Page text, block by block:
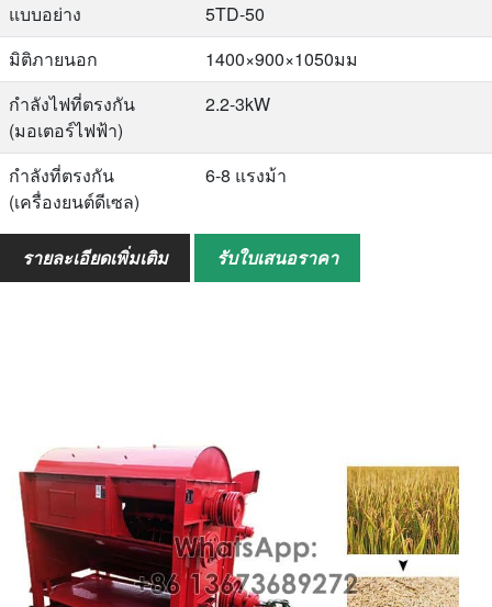
แบบอย่าง
5TD-50
มิติภายนอก
1400×900×1050มม
กำลังไฟที่ตรงกัน
(มอเตอร์ไฟฟ้า)
2.2-3kW
กำลังที่ตรงกัน
(เครื่องยนต์ดีเซล)
6-8 แรงม้า
ประสิทธิภาพการ
ทำงาน
500-800กก./ชม
รายละเอียดเพิ่มเติม รับใบเสนอราคา